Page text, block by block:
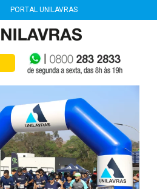
PORTAL UNILAVRAS